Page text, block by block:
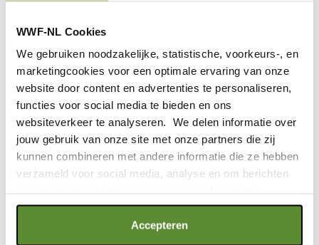
WWF-NL Cookies
We gebruiken noodzakelijke, statistische, voorkeurs-, en
marketingcookies voor een optimale ervaring van onze
website door content en advertenties te personaliseren,
functies voor social media te bieden en ons
websiteverkeer te analyseren. We delen informatie over
jouw gebruik van onze site met onze partners die zij
kunnen combineren met andere informatie die ze hebben
verzameld voor social media, analyse en om berichten
Als je op "Alle cookies accepteren" klikt, ga je akkoord
met een optimaal gebruik van de website. Als je niet alle
Accepteren